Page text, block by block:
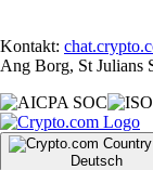
Kontakt:
Ang Borg, St Julians
Deutsch